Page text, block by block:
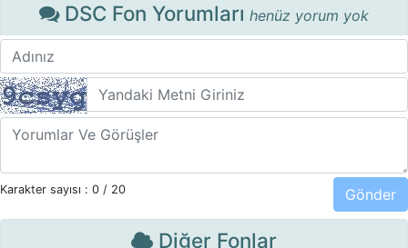
DSC Fon Yorumları henüz yorum yok
Karakter sayısı : 0 / 20
Diğer Fonlar